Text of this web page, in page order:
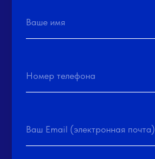
Ваше имя
Номер телефона
Ваш Email (электронная почта)